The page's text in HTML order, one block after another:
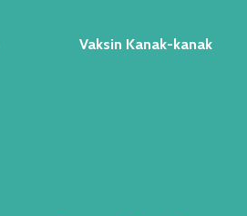
Vaksin Kanak-kanak